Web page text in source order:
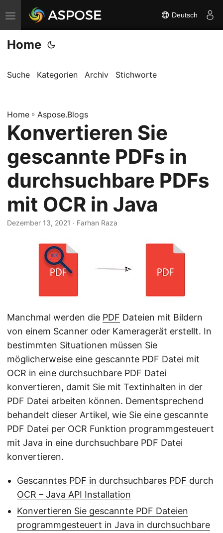
N
a
v
g
i
o
n
u
m
s
c
h
a
Deutsch
Home
Suche Kategorien Archiv Stichworte
Home » Aspose.Blogs
Konvertieren Sie
gescannte PDFs in
durchsuchbare PDFs
mit OCR in Java
Dezember 13, 2021 · Farhan Raza
Manchmal werden die PDF Dateien mit Bildern
von einem Scanner oder Kameragerät erstellt. In
bestimmten Situationen müssen Sie
möglicherweise eine gescannte PDF Datei mit
OCR in eine durchsuchbare PDF Datei
konvertieren, damit Sie mit Textinhalten in der
PDF Datei arbeiten können. Dementsprechend
behandelt dieser Artikel, wie Sie eine gescannte
PDF Datei per OCR Funktion programmgesteuert
mit Java in eine durchsuchbare PDF Datei
konvertieren.
Gescanntes PDF in durchsuchbares PDF durch
OCR – Java API Installation
Konvertieren Sie gescannte PDF Dateien
programmgesteuert in Java in durchsuchbare